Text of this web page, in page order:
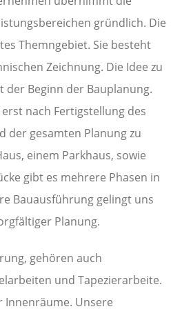
gründlich. Die
Themngebiet. Sie besteht
Zeichnung. Die Idee zu
der Beginn der Bauplanung.
nach Fertigstellung des
der gesamten Planung zu
einem Parkhaus, sowie
gibt es mehrere Phasen in
Bauausführung gelingt uns
Planung.
gehören auch
und Tapezierarbeite.
Innenräume. Unsere